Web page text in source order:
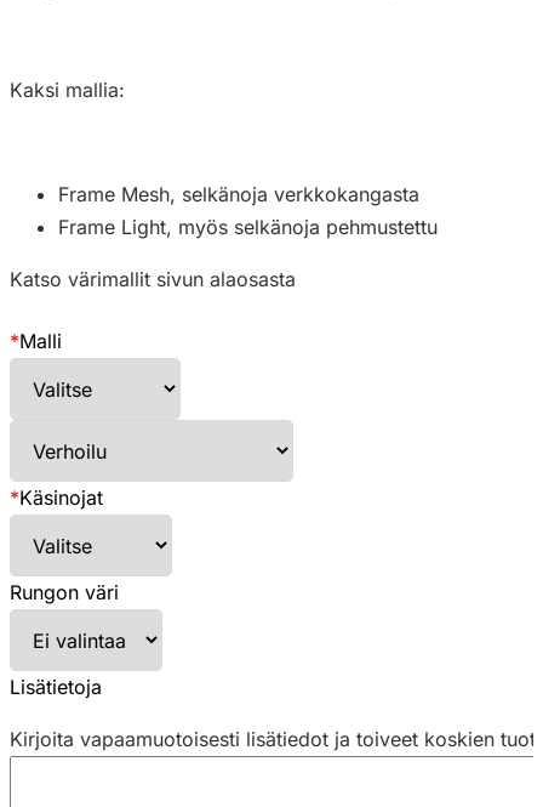
Kaksi mallia:
Frame Mesh, selkänoja verkkokangasta
Frame Light, myös selkänoja pehmustettu
Katso värimallit sivun alaosasta
*Malli
*Käsinojat
Rungon väri
Lisätietoja
Kirjoita vapaamuotoisesti lisätiedot ja toiveet koskien